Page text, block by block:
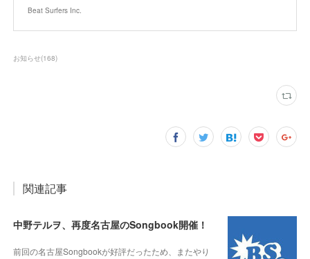
Beat Surfers Inc.
お知らせ(168)
関連記事
中野テルヲ、再度名古屋のSongbook開催！
前回の名古屋Songbookが好評だったため、またやり